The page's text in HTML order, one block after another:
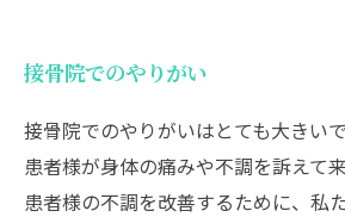
接骨院でのやりがい
接骨院でのやりがいはとても大きい
患者様が身体の痛みや不調を訴えて
患者様の不調を改善するために、私